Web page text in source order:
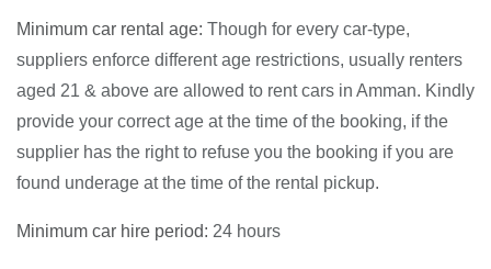
Minimum car rental age: Though for every car-type,
suppliers enforce different age restrictions, usually renters
aged 21 & above are allowed to rent cars in Amman. Kindly
provide your correct age at the time of the booking, if the
supplier has the right to refuse you the booking if you are
found underage at the time of the rental pickup.
Minimum car hire period: 24 hours